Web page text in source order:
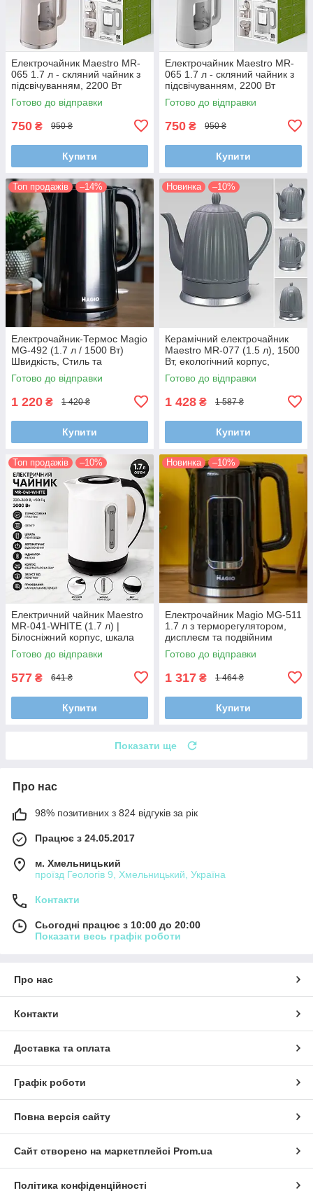
Електрочайник Maestro MR-
065 1.7 л - скляний чайник з
підсвічуванням, 2200 Вт
Готово до відправки
750 ₴ 950 ₴
Купити
Електрочайник Maestro MR-
065 1.7 л - скляний чайник з
підсвічуванням, 2200 Вт
Готово до відправки
750 ₴ 950 ₴
Купити
Топ продажів –14%
Електрочайник-Термос Magio
MG-492 (1.7 л / 1500 Вт)
Швидкість, Стиль та
Збереження Тепла!
Готово до відправки
1 220 ₴ 1 420 ₴
Купити
Новинка –10%
Керамічний електрочайник
Maestro MR-077 (1.5 л), 1500
Вт, екологічний корпус,
прихований нагрівальний
елемент
Готово до відправки
1 428 ₴ 1 587 ₴
Купити
Топ продажів –10%
Електричний чайник Maestro
MR-041-WHITE (1.7 л) |
Білосніжний корпус, шкала
рівня води та прихований
нагрівач (2000 Вт)
Готово до відправки
577 ₴ 641 ₴
Купити
Новинка –10%
Електрочайник Magio MG-511
1.7 л з терморегулятором,
дисплеєм та подвійним
корпусом (ефект термоса)
Готово до відправки
1 317 ₴ 1 464 ₴
Купити
Показати ще
Про нас
98% позитивних з 824 відгуків за рік
Працює з 24.05.2017
м. Хмельницький
проїзд Геологів 9, Хмельницький, Україна
Контакти
Сьогодні працює з 10:00 до 20:00
Показати весь графік роботи
Про нас
Контакти
Доставка та оплата
Графік роботи
Повна версія сайту
Сайт створено на маркетплейсі Prom.ua
Політика конфіденційності